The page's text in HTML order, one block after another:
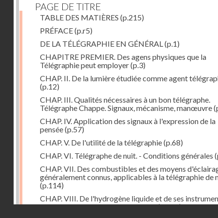
PAGE DE TITRE
TABLE DES MATIÈRES (p.215)
PRÉFACE(p.r5)
DE LA TÉLÉGRAPHIE EN GÉNÉRAL (p.1)
CHAPITRE PREMIER. Des agens physiques que la
Télégraphie peut employer(p.3)
CHAP. II. De la lumière étudiée comme agent
(p.12)
CHAP. III. Qualités nécessaires à un bon télégraphe.
Télégraphe Chappe. Signaux, mécanisme, manœuvre
CHAP. IV. Application des signaux à l'expression de la
pensée(p.57)
CHAP. V. De l'utilité de la télégraphie(p.68)
CHAP. VI. Télégraphe de nuit. - Conditions générales
CHAP. VII. Des combustibles et des moyens
généralement connus, applicables à la télégraphie de
(p.114)
CHAP. VIII. De l'hydrogène liquide et de ses
d'emploi dans la télégraphie de nuit(p.142)